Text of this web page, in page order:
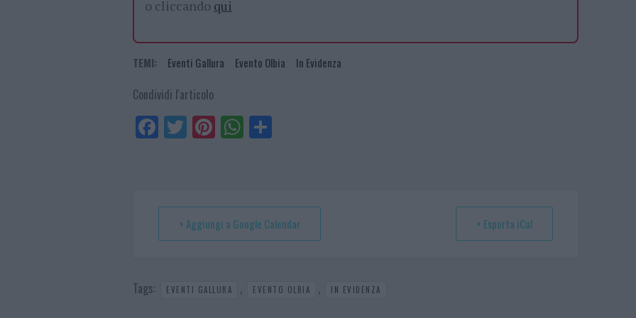
o cliccando qui
TEMI: Eventi Gallura Evento Olbia In Evidenza
Condividi l'articolo
Fa
ce
Tw
itt
Pi
nt
t
W
ha
p
+ Aggiungi a Google Calendar + Esporta iCal
Tags: EVENTI GALLURA , EVENTO OLBIA , IN EVIDENZA